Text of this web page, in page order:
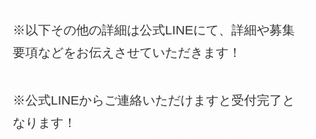
※以下その他の詳細は公式LINEにて、詳細や募集
要項などをお伝えさせていただきます！
※公式LINEからご連絡いただけますと受付完了と
なります！